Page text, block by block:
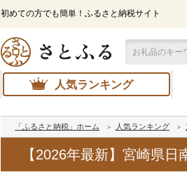
初めての方でも簡単！ふるさと納税サイト
人気ランキング
「ふるさと納税」ホーム 人気ランキング
【2026年最新】宮崎県